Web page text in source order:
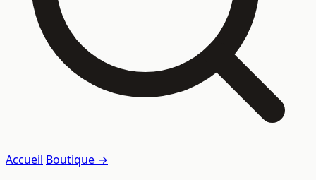
Accueil Boutique →